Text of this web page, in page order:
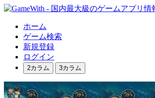
ホーム
ゲーム検索
新規登録
ログイン
2カラム 3カラム